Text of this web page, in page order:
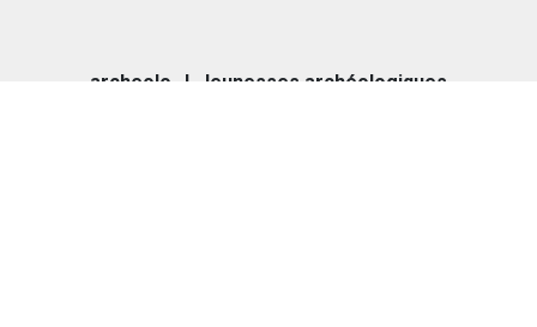
archeolo-J, Jeunesses archéologiques